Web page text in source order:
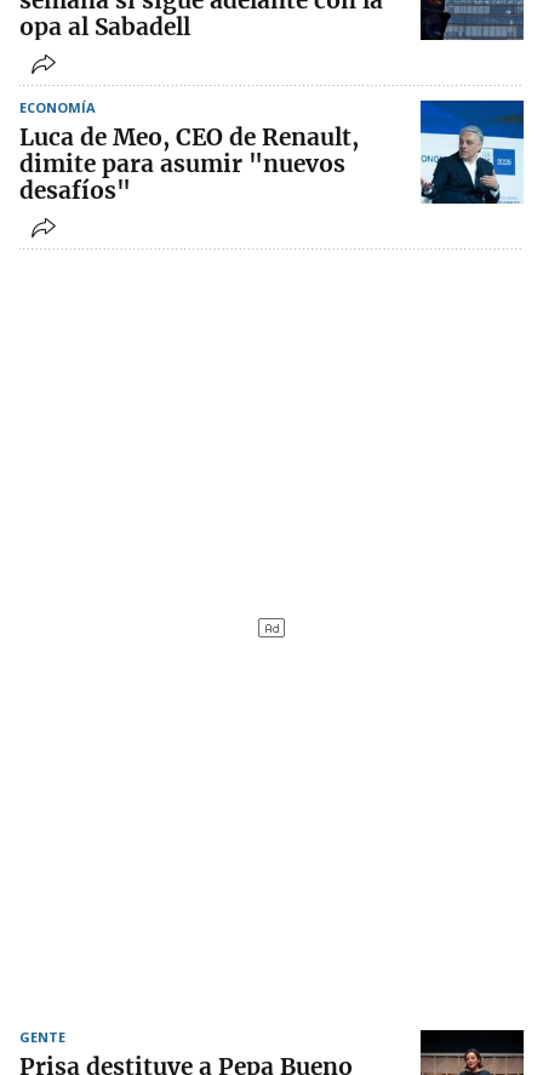
opa al Sabadell
ECONOMÍA
Luca de Meo, CEO de Renault,
dimite para asumir "nuevos
desafíos"
GENTE
Prisa destituye a Pepa Bueno